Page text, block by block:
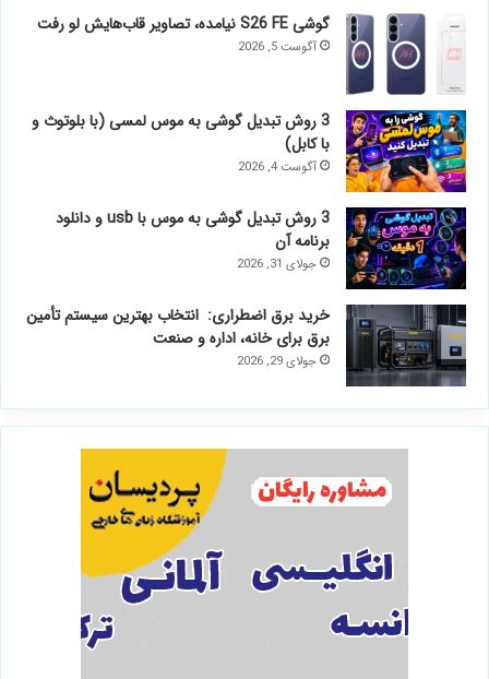
گوشی S26 FE نیامده، تصاویر قاب‌هایش لو رفت
آگوست 5, 2026
3 روش تبدیل گوشی به موس لمسی (با بلوتوث و
با کابل)
آگوست 4, 2026
3 روش تبدیل گوشی به موس با usb و دانلود
برنامه آن
جولای 31, 2026
خرید برق اضطراری: انتخاب بهترین سیستم تأمین
برق برای خانه، اداره و صنعت
جولای 29, 2026